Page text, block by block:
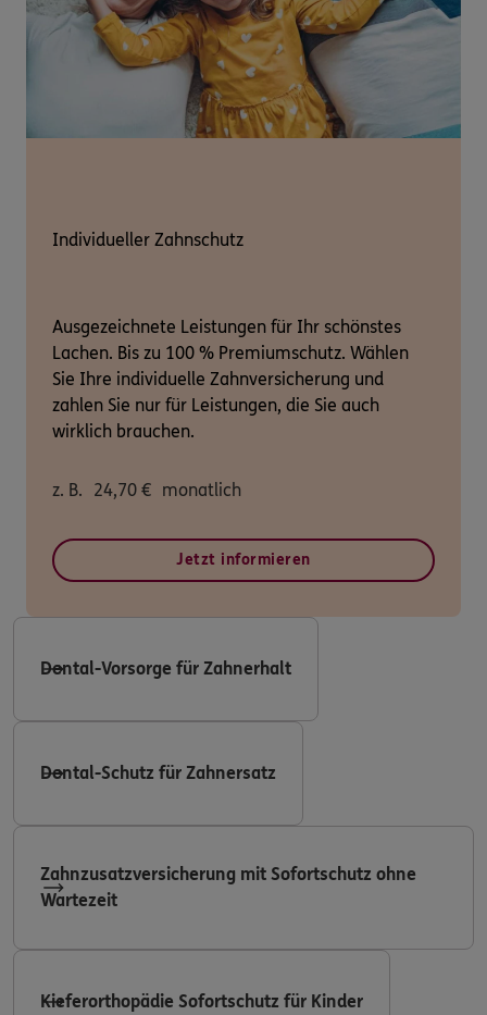
Individueller Zahnschutz
Ausgezeichnete Leistungen für Ihr schönstes
Lachen. Bis zu 100 % Premiumschutz. Wählen
Sie Ihre individuelle Zahnversicherung und
zahlen Sie nur für Leistungen, die Sie auch
wirklich brauchen.
z. B. 24,70 € monatlich
Jetzt informieren
Dental-Vorsorge für Zahnerhalt
Dental-Schutz für Zahnersatz
Zahnzusatzversicherung mit Sofortschutz ohne
Wartezeit
Kieferorthopädie Sofortschutz für Kinder